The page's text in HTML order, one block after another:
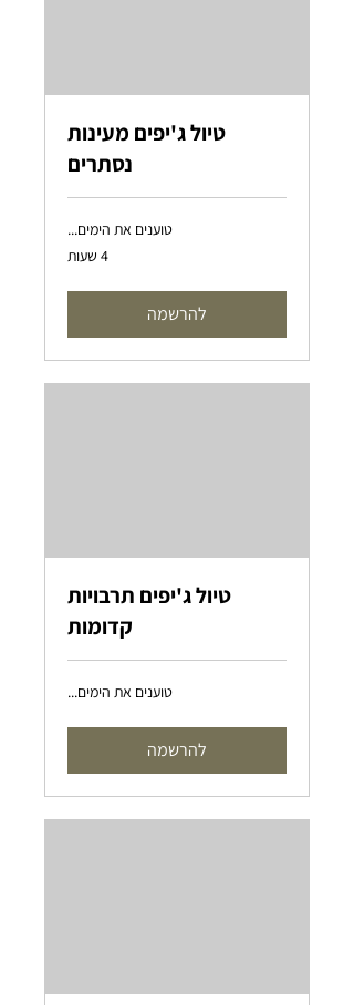
טיול ג'יפים מעינות
נסתרים
טוענים את הימים...
4 שעות
להרשמה
טיול ג'יפים תרבויות
קדומות
טוענים את הימים...
להרשמה